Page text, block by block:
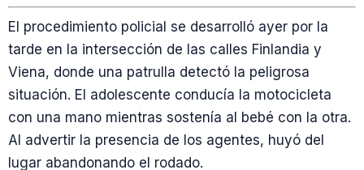
El procedimiento policial se desarrolló ayer por la
tarde en la intersección de las calles Finlandia y
Viena, donde una patrulla detectó la peligrosa
situación. El adolescente conducía la motocicleta
con una mano mientras sostenía al bebé con la otra.
Al advertir la presencia de los agentes, huyó del
lugar abandonando el rodado.